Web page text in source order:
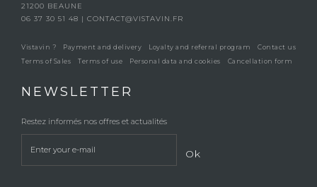
21200 BEAUNE
06 37 30 51 48 | CONTACT@VISTAVIN.FR
Vistavin ? Payment and delivery Loyalty and referral program
Contact us
Terms of Sales
Terms of use Personal data and cookies Cancellation form
NEWSLETTER
Restez informés nos offres et actualités
Ok